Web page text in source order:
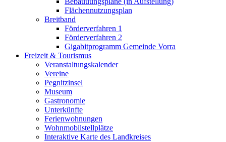
Flächennutzungsplan
Breitband
Förderverfahren 1
Förderverfahren 2
Gigabitprogramm Gemeinde Vorra
Freizeit & Tourismus
Veranstaltungskalender
Vereine
Pegnitzinsel
Museum
Gastronomie
Unterkünfte
Ferienwohnungen
Wohnmobilstellplätze
Interaktive Karte des Landkreises